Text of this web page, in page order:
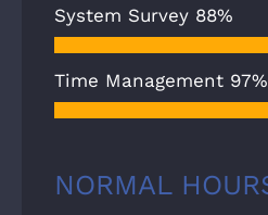
System Survey 88%
Time Management 97%
NORMAL